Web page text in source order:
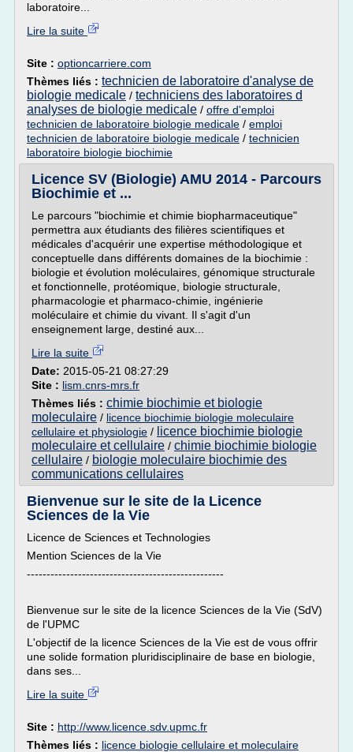
laboratoire...
Lire la suite
Site : optioncarriere.com
Thèmes liés : technicien de laboratoire d'analyse de
biologie medicale / techniciens des laboratoires d
analyses de biologie medicale / offre d'emploi
technicien de laboratoire biologie medicale / emploi
technicien de laboratoire biologie medicale / technicien
laboratoire biologie biochimie
Licence SV (Biologie) AMU 2014 - Parcours
Biochimie et ...
Le parcours "biochimie et chimie biopharmaceutique"
permettra aux étudiants des filières scientifiques et
médicales d'acquérir une expertise méthodologique et
conceptuelle dans différents domaines de la biochimie :
biologie et évolution moléculaires, génomique structurale
et fonctionnelle, protéomique, biologie structurale,
pharmacologie et pharmaco-chimie, ingénierie
moléculaire et chimie du vivant. Il s'agit d'un
enseignement large, destiné aux...
Lire la suite
Date: 2015-05-21 08:27:29
Site : lism.cnrs-mrs.fr
Thèmes liés : chimie biochimie et biologie
moleculaire / licence biochimie biologie moleculaire
cellulaire et physiologie / licence biochimie biologie
moleculaire et cellulaire / chimie biochimie biologie
cellulaire / biologie moleculaire biochimie des
communications cellulaires
Bienvenue sur le site de la Licence
Sciences de la Vie
Licence de Sciences et Technologies
Mention Sciences de la Vie
--------------------------------------------------
Bienvenue sur le site de la licence Sciences de la Vie (SdV)
de l'UPMC
L'objectif de la licence Sciences de la Vie est de vous offrir
une solide formation pluridisciplinaire de base en biologie,
dans ses...
Lire la suite
Site : http://www.licence.sdv.upmc.fr
Thèmes liés : licence biologie cellulaire et moleculaire